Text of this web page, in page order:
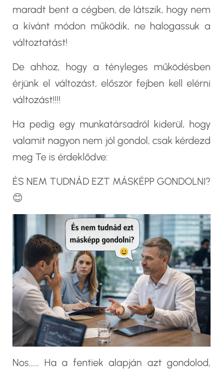
maradt bent a cégben, de látszik, hogy nem
a kívánt módon működik, ne halogassuk a
változtatást!
De ahhoz, hogy a tényleges működésben
érjünk el változást, először fejben kell elérni
változást!!!!
Ha pedig egy munkatársadról kiderül, hogy
valamit nagyon nem jól gondol, csak kérdezd
meg Te is érdeklődve:
ÉS NEM TUDNÁD EZT MÁSKÉPP GONDOLNI?
😊
Nos…… Ha a fentiek alapján azt gondolod,